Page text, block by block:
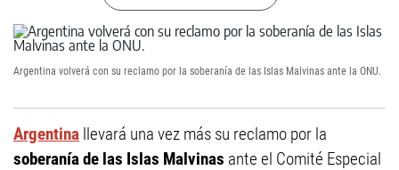
Argentina volverá con su reclamo por la soberanía de las Islas Malvinas ante la ONU.
Argentina llevará una vez más su reclamo por la
soberanía de las Islas Malvinas ante el Comité Especial